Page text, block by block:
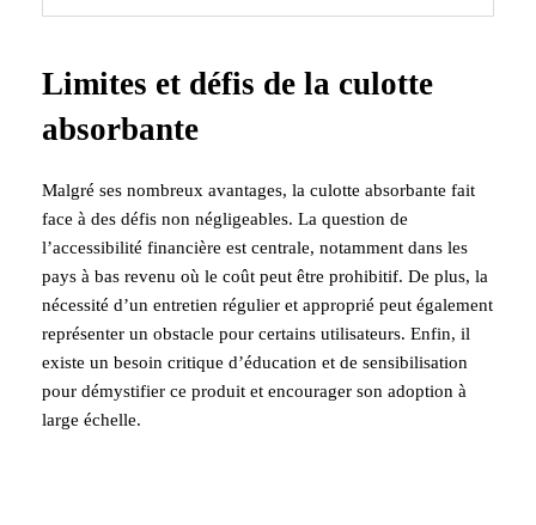
Limites et défis de la culotte
absorbante
Malgré ses nombreux avantages, la culotte absorbante fait
face à des défis non négligeables. La question de
l’accessibilité financière est centrale, notamment dans les
pays à bas revenu où le coût peut être prohibitif. De plus, la
nécessité d’un entretien régulier et approprié peut également
représenter un obstacle pour certains utilisateurs. Enfin, il
existe un besoin critique d’éducation et de sensibilisation
pour démystifier ce produit et encourager son adoption à
large échelle.